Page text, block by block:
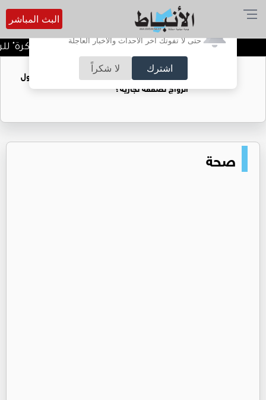
أترغب في تفعيل الإشعارات؟
حتى لا تفوتك آخر الأحداث والأخبار العاجلة
اشترك لا شكراً
البث المباشر
صدور رواية "شظايا الذاكرة"
فتيات يستغللنه لتحقيق مكاسب مادية.. هل تحول
الزواج لصفقة تجارية؟
صحة